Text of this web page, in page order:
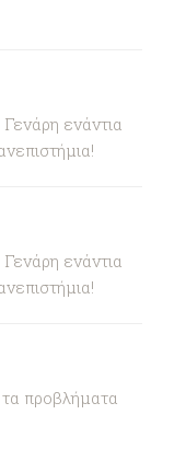
ενάντια
ενάντια
προβλήματα